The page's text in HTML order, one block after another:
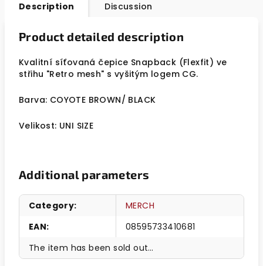
Description Discussion
Product detailed description
Kvalitní síťovaná čepice Snapback (Flexfit) ve
střihu "Retro mesh" s vyšitým logem CG.
Barva: COYOTE BROWN/ BLACK
Velikost: UNI SIZE
Additional parameters
Category:
MERCH
EAN:
08595733410681
The item has been sold out…